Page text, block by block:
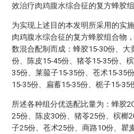
效治疗肉鸡腹水综合征的复方蜂胶
为实现上述目的本发明所采用的实
肉鸡腹水综合征的复方蜂胶组合物
数混合配制而成：蜂胶15-30份、大
份、陈皮15-45份、猪苓15-35份、
35份、莱菔子15-35份、苍术15-35
15-35份、扁蓄15-35份、栀子15-35
所述各种组分优选配比量为：蜂胶
25份、陈皮30份、猪苓25份、槟榔
子25份、苍术25份、商路10份、瞿